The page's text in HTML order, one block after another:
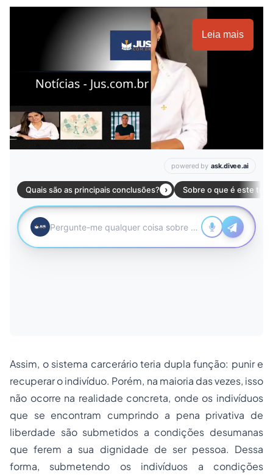
Leia mais
Assim, o sistema carcerário teria dupla função: punir e
recuperar o indivíduo. Porém, na maioria das vezes, isso
não ocorre na realidade concreta, onde os indivíduos
que se encontram cumprindo a pena privativa de
liberdade são submetidos a condições desumanas
que ferem a sua dignidade de ser pessoa. Dessa
forma, submetendo os indivíduos a condições